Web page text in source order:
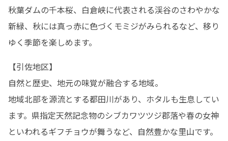
秋葉ダムの千本桜、白倉峡に代表される渓谷のさわやかな
新緑、秋には真っ赤に色づくモミジがみられるなど、移り
ゆく季節を楽しめます。
【引佐地区】
自然と歴史、地元の味覚が融合する地域。
地域北部を源流とする都田川があり、ホタルも生息してい
ます。県指定天然記念物のシブカワツツジ郡落や春の女神
といわれるギフチョウが舞うなど、自然豊かな里山です。